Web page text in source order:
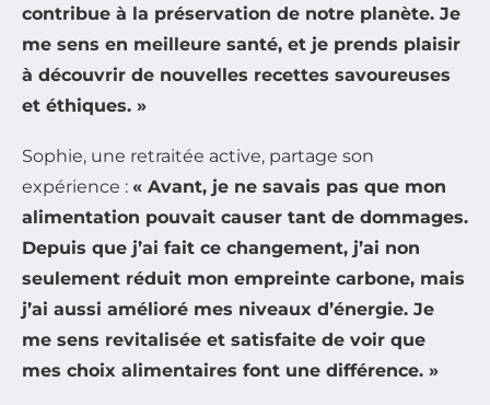
contribue à la préservation de notre planète. Je
me sens en meilleure santé, et je prends plaisir
à découvrir de nouvelles recettes savoureuses
et éthiques. »
Sophie, une retraitée active, partage son
expérience : « Avant, je ne savais pas que mon
alimentation pouvait causer tant de dommages.
Depuis que j’ai fait ce changement, j’ai non
seulement réduit mon empreinte carbone, mais
j’ai aussi amélioré mes niveaux d’énergie. Je
me sens revitalisée et satisfaite de voir que
mes choix alimentaires font une différence. »